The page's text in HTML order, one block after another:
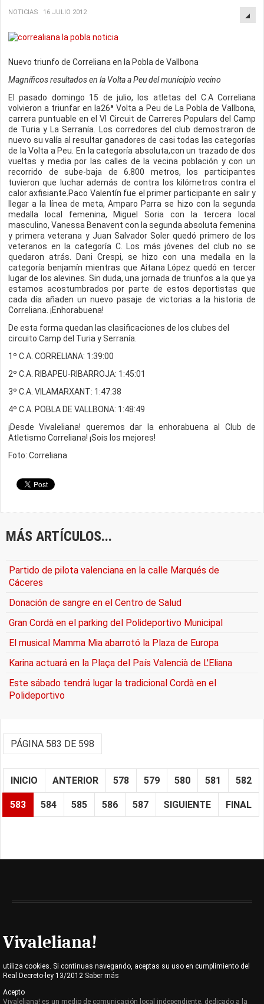
NOTICIAS 16 JULIO 2012
Nuevo triunfo de Correliana en la Pobla de Vallbona
Magníficos resultados en la Volta a Peu del municipio vecino
El pasado domingo 15 de julio, los atletas del C.A Correliana
volvieron a triunfar en la26ª Volta a Peu de La Pobla de Vallbona,
carrera puntuable en el VI Circuit de Carreres Populars del Camp
de Turia y La Serranía. Los corredores del club demostraron de
nuevo su valía al resultar ganadores de casi todas las categorías
de la Volta a Peu. En la categoría absoluta,con un trazado de dos
vueltas y media por las calles de la vecina población y con un
recorrido de sube-baja de 6.800 metros, los participantes
tuvieron que luchar además de contra los kilómetros contra el
calor axfisiante.Paco Valentín fue el primer participante en salir y
llegar a la línea de meta, Amparo Parra se hizo con la segunda
medalla local femenina, Miguel Soria con la tercera local
masculino, Vanessa Benavent con la segunda absoluta femenina
y primera veterana y Juan Salvador Soler quedó primero de los
veteranos en la categoría C. Los más jóvenes del club no se
quedaron atrás. Dani Crespi, se hizo con una medalla en la
categoría benjamín mientras que Aitana López quedó en tercer
lugar de los alevines. Sin duda, una jornada de triunfos a la que ya
estamos acostumbrados por parte de estos deportistas que
cada día añaden un nuevo pasaje de victorias a la historia de
Correliana. ¡Enhorabuena!
De esta forma quedan las clasificaciones de los clubes del
circuito Camp del Turia y Serranía.
1º C.A. CORRELIANA: 1:39:00
2º C.A. RIBAPEU-RIBARROJA: 1:45:01
3º C.A. VILAMARXANT: 1:47:38
4º C.A. POBLA DE VALLBONA: 1:48:49
¡Desde Vivaleliana! queremos dar la enhorabuena al Club de
Atletismo Correliana! ¡Sois los mejores!
Foto: Correliana
MÁS ARTÍCULOS...
Partido de pilota valenciana en la calle Marqués de
Cáceres
Donación de sangre en el Centro de Salud
Gran Cordà en el parking del Polideportivo Municipal
El musical Mamma Mia abarrotó la Plaza de Europa
Karina actuará en la Plaça del País Valencià de L'Eliana
Este sábado tendrá lugar la tradicional Cordà en el
Polideportivo
PÁGINA 583 DE 598
INICIO ANTERIOR 578 579 580 581 582
583 584 585 586 587 SIGUIENTE FINAL
Vivaleliana!
utiliza cookies. Si continuas navegando, aceptas su uso en cumplimiento del
Real Decreto-ley 13/2012 Saber más
Acepto
Vivaleliana! es un medio de comunicación local independiente, dedicado a la